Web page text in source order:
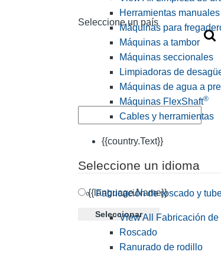
Seleccione un país
{{country.Text}}
Seleccione un idioma
{{language.Name}}
Seleccionar
Herramientas manuales
Máquinas para
Máquinas a tambor
Máquinas seccionales
Limpiadoras de
Máquinas de agua a
Máquinas FlexShaft®
Cables y herramientas
Fabricación de roscado y
View All Fabricación
Roscado
Ranurado de rodillo